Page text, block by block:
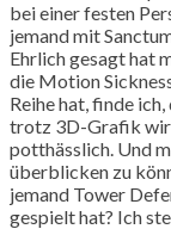
bei einer festen
jemand mit
Ehrlich gesagt hat
die Motion
Reihe hat, finde
trotz 3D-Grafik
potthässlich. Und
überblicken zu
jemand Tower
gespielt hat? Ich